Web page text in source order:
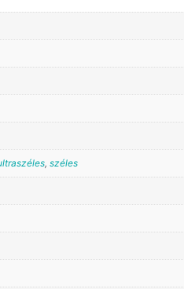
, széles